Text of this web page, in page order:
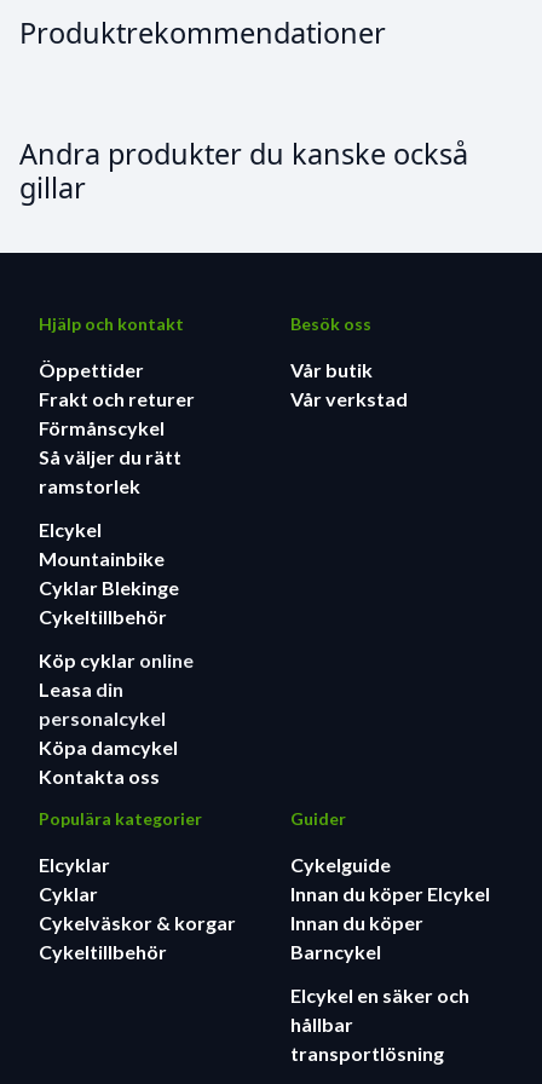
Produktrekommendationer
Andra produkter du kanske också
gillar
Hjälp och kontakt
Öppettider
Frakt och returer
Förmånscykel
Så väljer du rätt
ramstorlek
Elcykel
Mountainbike
Cyklar Blekinge
Cykeltillbehör
Köp cyklar online
Leasa din
personalcykel
Köpa damcykel
Kontakta oss
Besök oss
Vår butik
Vår verkstad
Populära kategorier
Elcyklar
Cyklar
Cykelväskor & korgar
Cykeltillbehör
Guider
Cykelguide
Innan du köper Elcykel
Innan du köper
Barncykel
Elcykel en säker och
hållbar
transportlösning